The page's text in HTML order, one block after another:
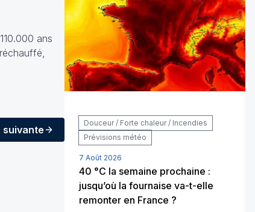
ans
suivante
Douceur / Forte chaleur / Incendies
Prévisions météo
7 Août 2026
40 °C la semaine prochaine :
jusqu’où la fournaise va-t-elle
remonter en France ?